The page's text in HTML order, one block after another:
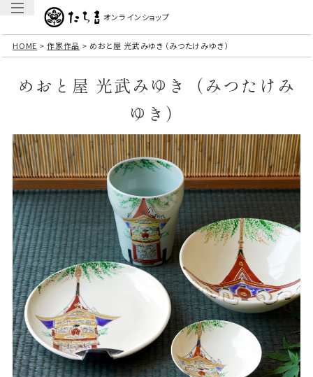
オンラインショップ
HOME 作家作品 めおと屋 光武みゆき（みつたけみゆき）
めおと屋 光武みゆき（みつたけみ
ゆき）